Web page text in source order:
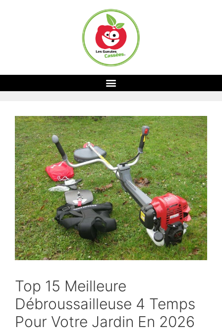
Top 15 Meilleure
Débroussailleuse 4 Temps
Pour Votre Jardin En 2026